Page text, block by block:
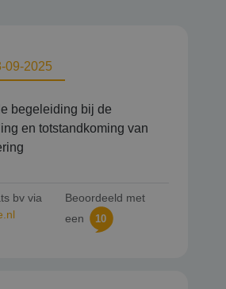
09-2025
begeleiding bij de
en totstandkoming van
bv via
Beoordeeld met
een
10